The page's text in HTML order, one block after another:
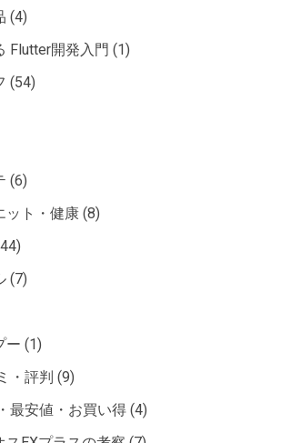
(4)
Flutter開発入門 (1)
(54)
(6)
ット・健康 (8)
(7)
ー (1)
・評判 (9)
最安値・お買い得 (4)